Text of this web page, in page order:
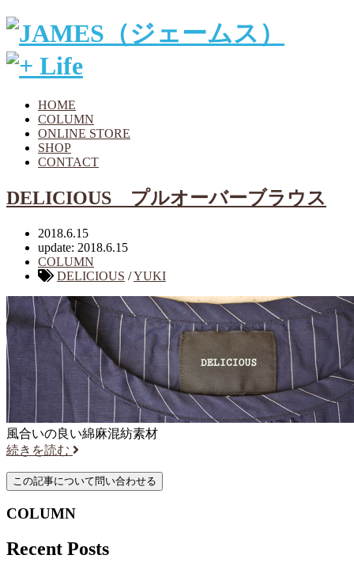
HOME
COLUMN
ONLINE STORE
SHOP
CONTACT
DELICIOUS プルオーバーブラウス
2018.6.15
update: 2018.6.15
COLUMN
DELICIOUS /YUKI
風合いの良い綿麻混紡素材
続きを読む
COLUMN
Recent Posts